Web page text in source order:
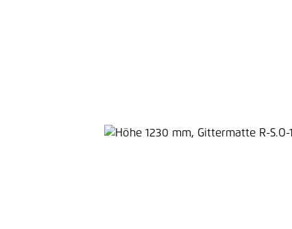
Bildergalerie überspringen